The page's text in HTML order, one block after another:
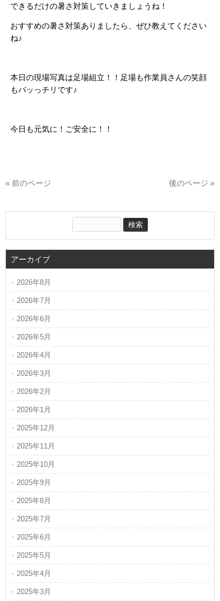
できるだけの暑さ対策していきましょうね！
おすすめの暑さ対策ありましたら、ぜひ教えてください
ね♪
本日の現場写真は足場組立！！足場も作業員さんの笑顔
もバッっチリです♪
今日も元気に！ご安全に！！
« 前のページ 後のページ »
アーカイブ
2026年8月
2026年7月
2026年6月
2026年5月
2026年4月
2026年3月
2026年2月
2026年1月
2025年12月
2025年11月
2025年10月
2025年9月
2025年8月
2025年7月
2025年6月
2025年5月
2025年4月
2025年3月